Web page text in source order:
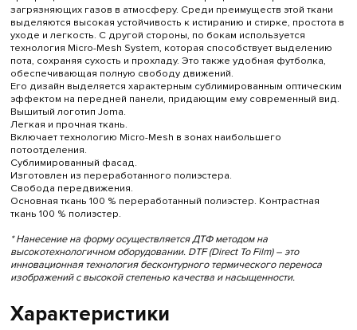
загрязняющих газов в атмосферу. Среди преимуществ этой ткани
выделяются высокая устойчивость к истиранию и стирке, простота в
уходе и легкость. С другой стороны, по бокам используется
технология Micro-Mesh System, которая способствует выделению
пота, сохраняя сухость и прохладу. Это также удобная футболка,
обеспечивающая полную свободу движений.
Его дизайн выделяется характерным сублимированным оптическим
эффектом на передней панели, придающим ему современный вид.
Вышитый логотип Joma.
Легкая и прочная ткань.
Включает технологию Micro-Mesh в зонах наибольшего
потоотделения.
Сублимированный фасад.
Изготовлен из переработанного полиэстера.
Свобода передвижения.
Основная ткань 100 % переработанный полиэстер. Контрастная
ткань 100 % полиэстер.
* Нанесение на форму осуществляется ДТФ методом на
высокотехнологичном оборудовании. DTF (Direct To Film) – это
инновационная технология бесконтурного термического переноса
изображений с высокой степенью качества и насыщенности.
Характеристики